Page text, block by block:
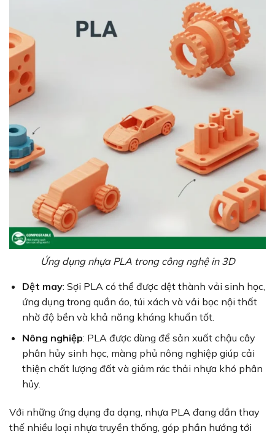
Ứng dụng nhựa PLA trong công nghệ in 3D
Dệt may: Sợi PLA có thể được dệt thành vải sinh học,
ứng dụng trong quần áo, túi xách và vải bọc nội thất
nhờ độ bền và khả năng kháng khuẩn tốt.
Nông nghiệp: PLA được dùng để sản xuất chậu cây
phân hủy sinh học, màng phủ nông nghiệp giúp cải
thiện chất lượng đất và giảm rác thải nhựa khó phân
hủy.
Với những ứng dụng đa dạng, nhựa PLA đang dần thay
thế nhiều loại nhựa truyền thống, góp phần hướng tới